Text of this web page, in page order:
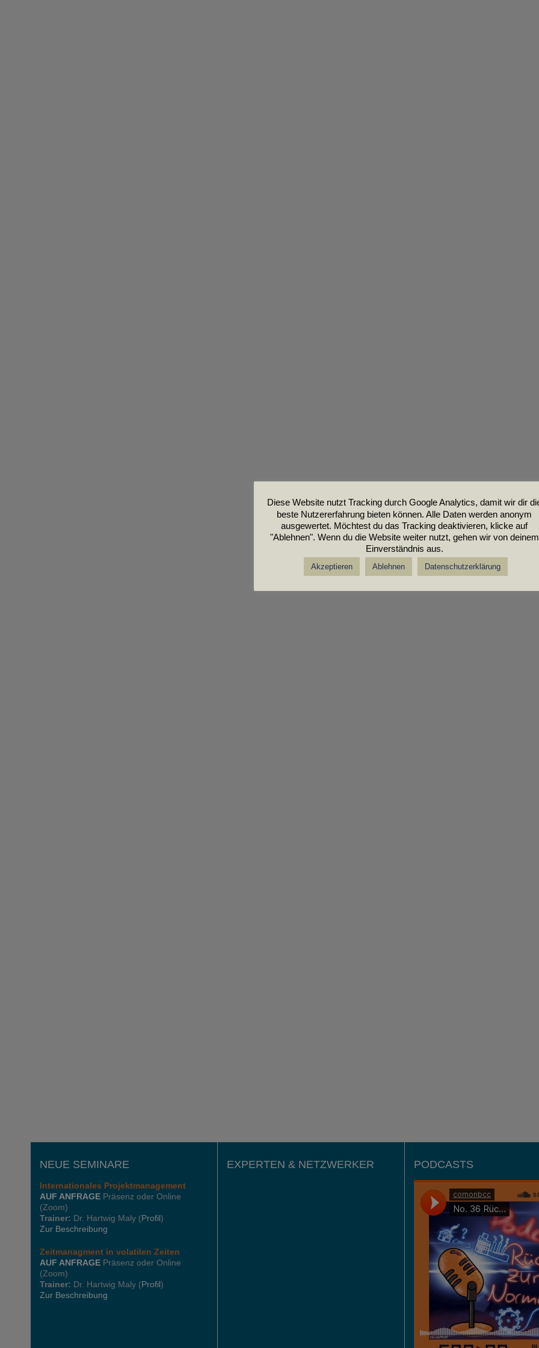
NEUE SEMINARE
Internationales Projektmanagement
AUF ANFRAGEPräsenz oder Online
(Zoom)
Trainer: Dr. Hartwig Maly (Profil)
Zur Beschreibung
Zeitmanagment in volatilen Zeiten
AUF ANFRAGEPräsenz oder Online
(Zoom)
Trainer: Dr. Hartwig Maly (Profil)
Zur Beschreibung
EXPERTEN & NETZWERKER PODCASTS
Diese Website nutzt Tracking durch Google Analytics, damit wir dir
beste Nutzererfahrung bieten können. Alle Daten werden anonym
ausgewertet. Möchtest du das Tracking deaktivieren, klicke auf
"Ablehnen". Wenn du die Website weiter nutzt, gehen wir von deinem
Einverständnis aus.
Akzeptieren Ablehnen Datenschutzerklärung